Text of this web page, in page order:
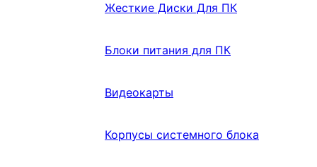
Жесткие Диски Для ПК
Блоки питания для ПК
Видеокарты
Корпусы системного блока